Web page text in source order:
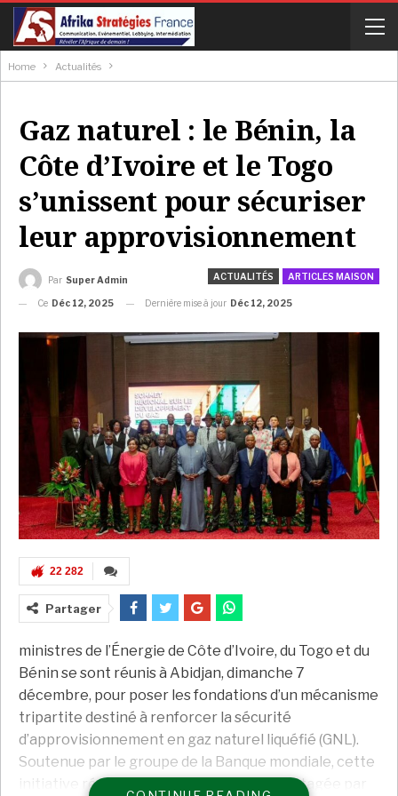
Home Actualités
Gaz naturel : le Bénin, la
Côte d’Ivoire et le Togo
s’unissent pour sécuriser
leur approvisionnement
ACTUALITÉS ARTICLES MAISON
Par Super Admin
Ce Déc 12, 2025 Dernière mise à jour Déc 12, 2025
22 282
Partager
ministres de l’Énergie de Côte d’Ivoire, du Togo et du
Bénin se sont réunis à Abidjan, dimanche 7
décembre, pour poser les fondations d’un mécanisme
tripartite destiné à renforcer la sécurité
d’approvisionnement en gaz naturel liquéfié (GNL).
Soutenue par le groupe de la Banque mondiale, cette
initiative répond à une préoccupation partagée par